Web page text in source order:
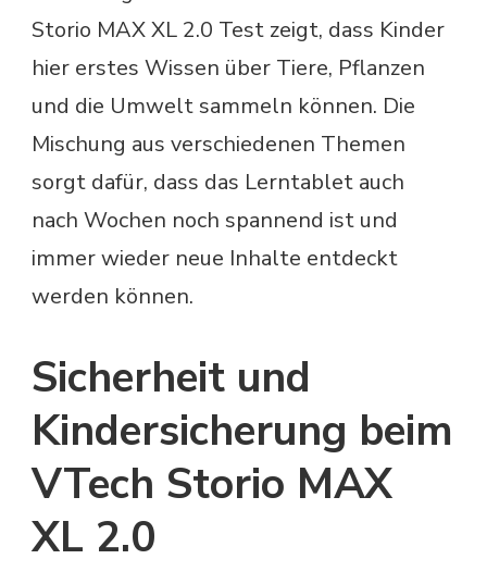
Storio MAX XL 2.0 Test zeigt, dass Kinder
hier erstes Wissen über Tiere, Pflanzen
und die Umwelt sammeln können. Die
Mischung aus verschiedenen Themen
sorgt dafür, dass das Lerntablet auch
nach Wochen noch spannend ist und
immer wieder neue Inhalte entdeckt
werden können.
Sicherheit und
Kindersicherung beim
VTech Storio MAX
XL 2.0